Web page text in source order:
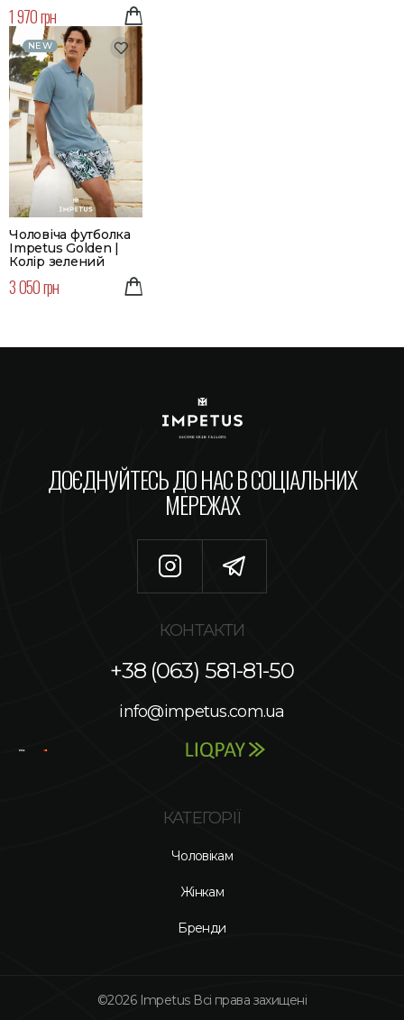
1 970 грн
NEW
Чоловіча футболка
Impetus Golden |
Колір зелений
3 050 грн
ДОЄДНУЙТЕСЬ ДО НАС В СОЦІАЛЬНИХ
МЕРЕЖАХ
КОНТАКТИ
+38 (063) 581-81-50
info@impetus.com.ua
КАТЕГОРІЇ
Чоловікам
Жінкам
Бренди
©2026 Impetus Всі права захищені